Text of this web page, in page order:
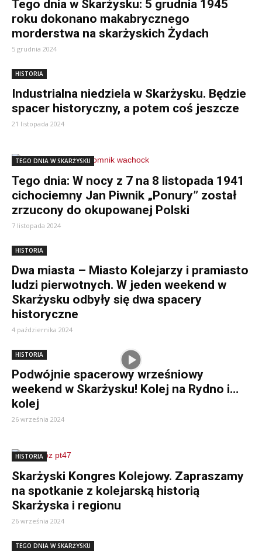
Tego dnia w Skarżysku: 5 grudnia 1945
roku dokonano makabrycznego
morderstwa na skarżyskich Żydach
5 grudnia 2024
HISTORIA
Industrialna niedziela w Skarżysku. Będzie
spacer historyczny, a potem coś jeszcze
21 listopada 2024
TEGO DNIA W SKARŻYSKU
Tego dnia: W nocy z 7 na 8 listopada 1941
cichociemny Jan Piwnik „Ponury” został
zrzucony do okupowanej Polski
7 listopada 2024
HISTORIA
Dwa miasta – Miasto Kolejarzy i pramiasto
ludzi pierwotnych. W jeden weekend w
Skarżysku odbyły się dwa spacery
historyczne
4 października 2024
HISTORIA
Podwójnie spacerowy wrześniowy
weekend w Skarżysku! Kolej na Rydno i…
kolej
26 września 2024
HISTORIA
Skarżyski Kongres Kolejowy. Zapraszamy
na spotkanie z kolejarską historią
Skarżyska i regionu
26 września 2024
TEGO DNIA W SKARŻYSKU